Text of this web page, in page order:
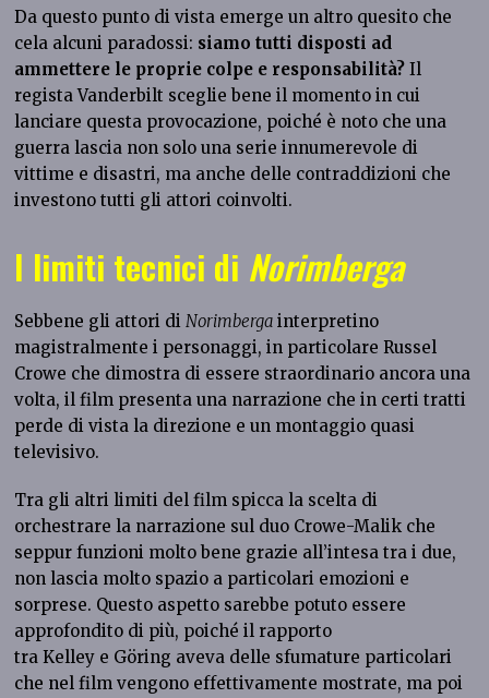
Da questo punto di vista emerge un altro quesito che
cela alcuni paradossi: siamo tutti disposti ad
ammettere le proprie colpe e responsabilità? Il
regista Vanderbilt sceglie bene il momento in cui
lanciare questa provocazione, poiché è noto che una
guerra lascia non solo una serie innumerevole di
vittime e disastri, ma anche delle contraddizioni che
investono tutti gli attori coinvolti.
I limiti tecnici di Norimberga
Sebbene gli attori diNorimbergainterpretino
magistralmente i personaggi, in particolare Russel
Crowe che dimostra di essere straordinario ancora una
volta, il film presenta una narrazione che in certi tratti
perde di vista la direzione e un montaggio quasi
televisivo.
Tra gli altri limiti del film spicca la scelta di
orchestrare la narrazione sul duo Crowe-Malik che
seppur funzioni molto bene grazie all’intesa tra i due,
non lascia molto spazio a particolari emozioni e
sorprese. Questo aspetto sarebbe potuto essere
approfondito di più, poiché il rapporto
tra Kelley e Göring aveva delle sfumature particolari
che nel film vengono effettivamente mostrate, ma poi